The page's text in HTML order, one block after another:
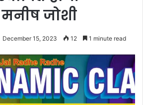
मनीष जोशी
December 15, 2023 12 1 minute read